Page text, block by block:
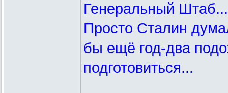
Генеральный Штаб...
Просто Сталин
бы ещё год-два
подготовиться...